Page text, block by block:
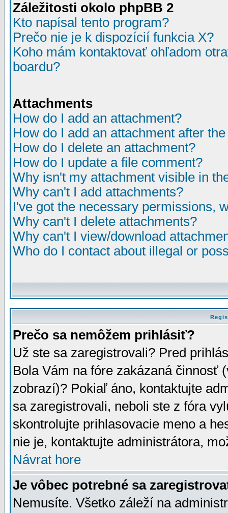
Záležitosti okolo phpBB 2
Kto napísal tento program?
Prečo nie je k dispozícií funkcia X?
Koho mám kontaktovať ohľadom
boardu?
Attachments
How do I add an attachment?
How do I add an attachment after
How do I delete an attachment?
How do I update a file comment?
Why isn't my attachment visible in
Why can't I add attachments?
I've got the necessary permissions,
Why can't I delete attachments?
Why can't I view/download
Who do I contact about illegal or
Prečo sa nemôžem prihlásiť?
Už ste sa zaregistrovali? Pred
Bola Vám na fóre zakázaná činnosť
zobrazí)? Pokiaľ áno, kontaktujte
sa zaregistrovali, neboli ste z fóra
skontrolujte prihlasovacie meno a
nie je, kontaktujte administrátora,
Návrat hore
Je vôbec potrebné sa
Nemusíte. Všetko záleží na